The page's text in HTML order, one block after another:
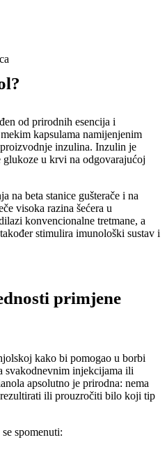
od prirodnih esencija i
kapsulama namijenjenim
inzulina. Inzulin je
glukoze u krvi na odgovarajućoj
na beta stanice gušterače i na
visoka razina šećera u
konvencionalne tretmane, a
stimulira imunološki sustav i
primjene
kako bi pomogao u borbi
svakodnevnim injekcijama ili
apsolutno je prirodna: nema
ili prouzročiti bilo koji tip
spomenuti: